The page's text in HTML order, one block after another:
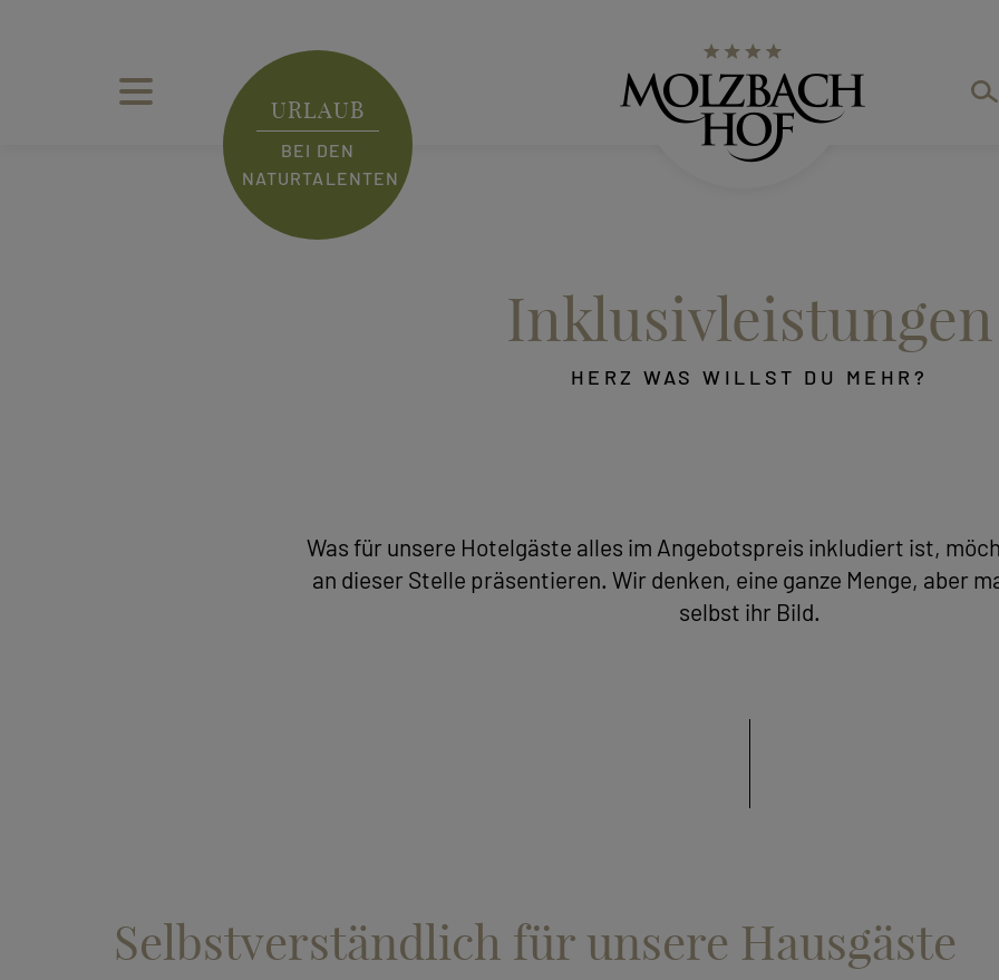
URLAUB
BEI DEN
NATURTALENTEN
Inklusivleistungen
HERZ WAS WILLST DU MEHR?
Was für unsere Hotelgäste alles im Angebotspreis inkludiert ist,
an dieser Stelle präsentieren. Wir denken, eine ganze Menge, aber
selbst ihr Bild.
Selbstverständlich für unsere Hausgäste